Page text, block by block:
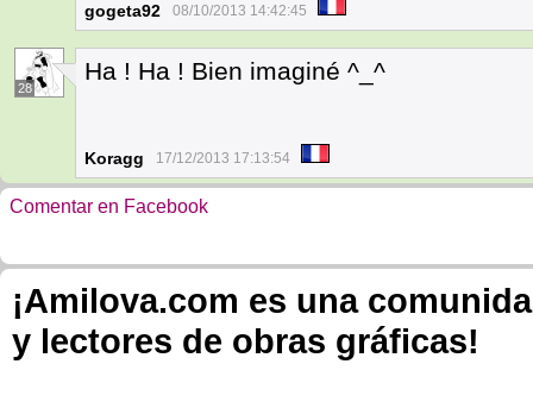
gogeta92 08/10/2013 14:42:45
28
Ha ! Ha ! Bien imaginé ^_^
Koragg 17/12/2013 17:13:54
Comentar en Facebook
¡Amilova.com es una
y lectores de obras gráficas!